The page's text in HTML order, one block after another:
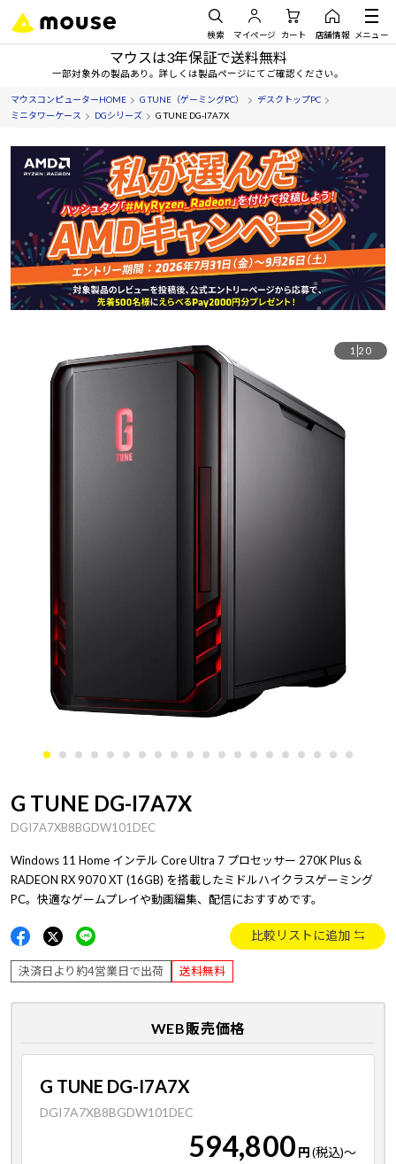
検索 マイページ カート 店舗情報 メニュー
マウスは3年保証で送料無料
一部対象外の製品あり。詳しくは製品ページにてご確認ください。
マウスコンピューターHOME G TUNE（ゲーミングPC）
デスクトップPC
ミニタワーケース
DGシリーズ G TUNE DG-I7A7X
1 20
G TUNE DG-I7A7X
DGI7A7XB8BGDW101DEC
Windows 11 Home インテル Core Ultra 7 プロセッサー 270K Plus &
RADEON RX 9070 XT (16GB) を搭載したミドルハイクラスゲーミング
PC。快適なゲームプレイや動画編集、配信におすすめです。
比較リストに追加
決済日より約4営業日で出荷 送料無料
WEB販売価格
G TUNE DG-I7A7X
DGI7A7XB8BGDW101DEC
594,800 円(税込)～